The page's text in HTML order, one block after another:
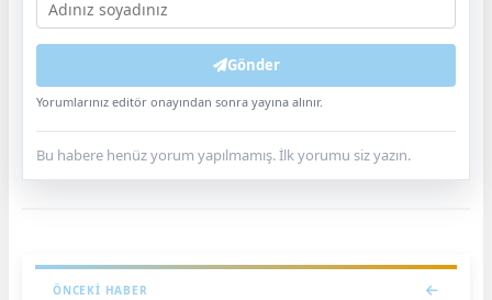
Gönder
Yorumlarınız editör onayından sonra yayına alınır.
Bu habere henüz yorum yapılmamış. İlk yorumu siz yazın.
ÖNCEKI HABER